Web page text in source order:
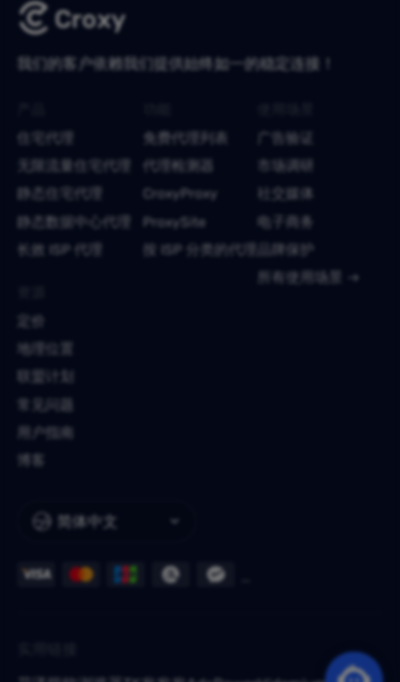
我们的客户依赖我们提供始终如一的稳定连接！
简体中文
住宅代理
无限流量住宅代理
静态住宅代理
静态数据中心代理
长效 ISP 代理
免费代理列表
代理检测器
CroxyProxy
ProxySite
按 ISP 分类的代理
广告验证
市场调研
社交媒体
电子商务
品牌保护
定价
地理位置
用户指南
博客